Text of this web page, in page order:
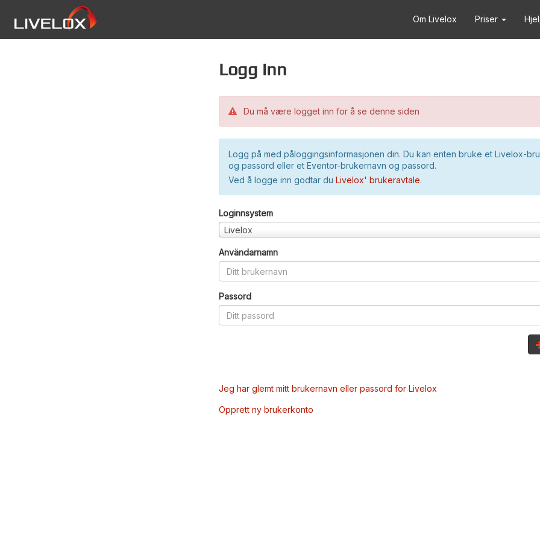
Om Livelox Priser
Logg inn
Du må være logget inn for å se denne siden
Logg på med påloggingsinformasjonen din. Du kan enten bruke et Livelox-
og passord eller et Eventor-brukernavn og passord.
Ved å logge inn godtar du Livelox' brukeravtale.
Loginnsystem
Livelox
Användarnamn
Passord
Jeg har glemt mitt brukernavn eller passord for Livelox
Opprett ny brukerkonto